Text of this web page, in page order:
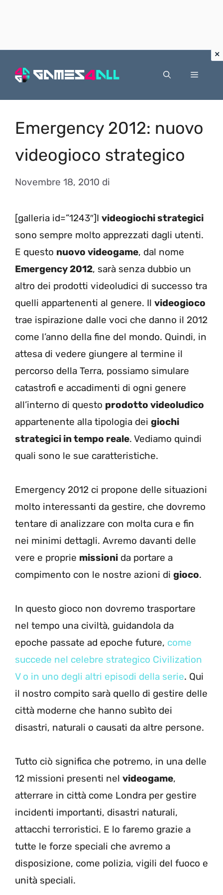
Menu
Emergency 2012: nuovo
videogioco strategico
Novembre 18, 2010 di
[galleria id=”1243″]I videogiochi strategici
sono sempre molto apprezzati dagli utenti.
E questo nuovo videogame, dal nome
Emergency 2012, sarà senza dubbio un
altro dei prodotti videoludici di successo tra
quelli appartenenti al genere. Il videogioco
trae ispirazione dalle voci che danno il 2012
come l’anno della fine del mondo. Quindi, in
attesa di vedere giungere al termine il
percorso della Terra, possiamo simulare
catastrofi e accadimenti di ogni genere
all’interno di questo prodotto videoludico
appartenente alla tipologia dei giochi
strategici in tempo reale. Vediamo quindi
quali sono le sue caratteristiche.
Emergency 2012 ci propone delle situazioni
molto interessanti da gestire, che dovremo
tentare di analizzare con molta cura e fin
nei minimi dettagli. Avremo davanti delle
vere e proprie missioni da portare a
compimento con le nostre azioni di gioco.
In questo gioco non dovremo trasportare
nel tempo una civiltà, guidandola da
epoche passate ad epoche future, come
succede nel celebre strategico Civilization
V o in uno degli altri episodi della serie. Qui
il nostro compito sarà quello di gestire delle
città moderne che hanno subìto dei
disastri, naturali o causati da altre persone.
Tutto ciò significa che potremo, in una delle
12 missioni presenti nel videogame,
atterrare in città come Londra per gestire
incidenti importanti, disastri naturali,
attacchi terroristici. E lo faremo grazie a
tutte le forze speciali che avremo a
disposizione, come polizia, vigili del fuoco e
unità speciali.